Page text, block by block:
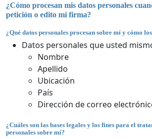
¿Cómo procesan mis datos personales
petición o edito mi firma?
¿Qué datos personales procesan sobre mí y cómo
Datos personales que usted
Nombre
Apellido
Ubicación
País
Dirección de correo
¿Cuáles son las bases legales y los fines para el
personales sobre mí?